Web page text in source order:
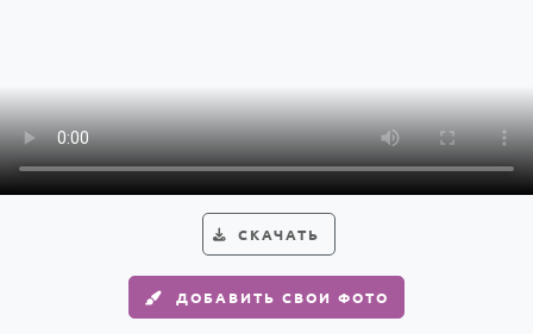
По именам
По годам
СКАЧАТЬ
ДОБАВИТЬ СВОИ ФОТО